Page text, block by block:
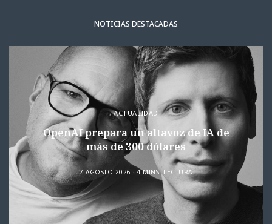
NOTICIAS DESTACADAS
ACTUALIDAD
OpenAI prepara un altavoz de IA de
más de 300 dólares
7 AGOSTO 2026 4 MINS. LECTURA